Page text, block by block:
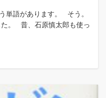
単語があります。 そう。
。 昔、石原慎太郎も使っ